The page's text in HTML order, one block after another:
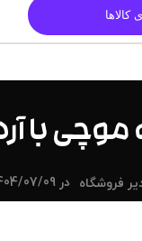
کالاها
موچی با
فروشگاه در 1404/07/09